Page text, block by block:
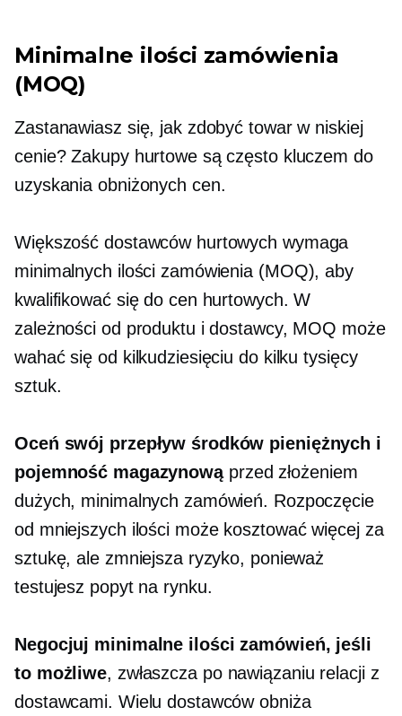
Minimalne ilości zamówienia
(MOQ)
Zastanawiasz się, jak zdobyć towar w niskiej
cenie? Zakupy hurtowe są często kluczem do
uzyskania obniżonych cen.
Większość dostawców hurtowych wymaga
minimalnych ilości zamówienia (MOQ), aby
kwalifikować się do cen hurtowych. W
zależności od produktu i dostawcy, MOQ może
wahać się od kilkudziesięciu do kilku tysięcy
sztuk.
Oceń swój przepływ środków pieniężnych i
pojemność magazynowąprzed złożeniem
dużych, minimalnych zamówień. Rozpoczęcie
od mniejszych ilości może kosztować więcej za
sztukę, ale zmniejsza ryzyko, ponieważ
testujesz popyt na rynku.
Negocjuj minimalne ilości zamówień, jeśli
to możliwe, zwłaszcza po nawiązaniu relacji z
dostawcami. Wielu dostawców obniża